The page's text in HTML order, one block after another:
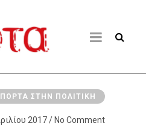
ΠΌΡΤΑ ΣΤΗΝ ΠΟΛΙΤΙΚΉ
2017 / No Comment